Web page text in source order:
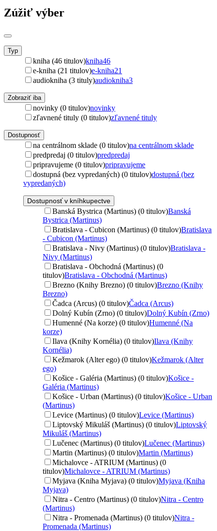
Zúžiť výber
Typ
kniha (46 titulov)kniha46
e-kniha (21 titulov)e-kniha21
audiokniha (3 tituly)audiokniha3
Zobraziť iba
novinky (0 titulov)novinky
zľavnené tituly (0 titulov)zľavnené tituly
Dostupnosť
na centrálnom sklade (0 titulov)na centrálnom sklade
predpredaj (0 titulov)predpredaj
pripravujeme (0 titulov)pripravujeme
dostupná (bez vypredaných) (0 titulov)dostupná (bez
vypredaných)
Dostupnosť v kníhkupectve
Banská Bystrica (Martinus) (0 titulov)Banská
Bystrica (Martinus)
Bratislava - Cubicon (Martinus) (0 titulov)Bratislava
- Cubicon (Martinus)
Bratislava - Nivy (Martinus) (0 titulov)Bratislava -
Nivy (Martinus)
Bratislava - Obchodná (Martinus) (0
titulov)Bratislava - Obchodná (Martinus)
Brezno (Knihy Brezno) (0 titulov)Brezno (Knihy
Brezno)
Čadca (Arcus) (0 titulov)Čadca (Arcus)
Dolný Kubín (Zrno) (0 titulov)Dolný Kubín (Zrno)
Humenné (Na korze) (0 titulov)Humenné (Na
korze)
Ilava (Knihy Kornélia) (0 titulov)Ilava (Knihy
Kornélia)
Kežmarok (Alter ego) (0 titulov)Kežmarok (Alter
ego)
Košice - Galéria (Martinus) (0 titulov)Košice -
Galéria (Martinus)
Košice - Urban (Martinus) (0 titulov)Košice - Urban
(Martinus)
Levice (Martinus) (0 titulov)Levice (Martinus)
Liptovský Mikuláš (Martinus) (0 titulov)Liptovský
Mikuláš (Martinus)
Lučenec (Martinus) (0 titulov)Lučenec (Martinus)
Martin (Martinus) (0 titulov)Martin (Martinus)
Michalovce - ATRIUM (Martinus) (0
titulov)Michalovce - ATRIUM (Martinus)
Myjava (Kniha Myjava) (0 titulov)Myjava (Kniha
Myjava)
Nitra - Centro (Martinus) (0 titulov)Nitra - Centro
(Martinus)
Nitra - Promenada (Martinus) (0 titulov)Nitra -
Promenada (Martinus)